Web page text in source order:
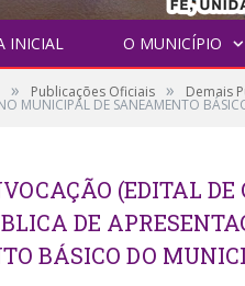
INICIAL O MUNICÍPIO
» Publicações Oficiais » Demais
MUNICIPAL DE SANEAMENTO
(EDITAL
DE
BÁSICO DO